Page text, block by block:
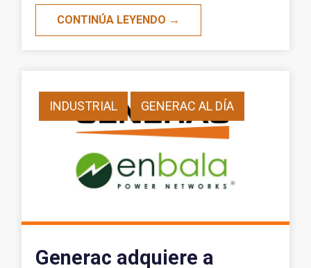
CONTINÚA LEYENDO →
INDUSTRIAL GENERAC AL DÍA
Generac adquiere a